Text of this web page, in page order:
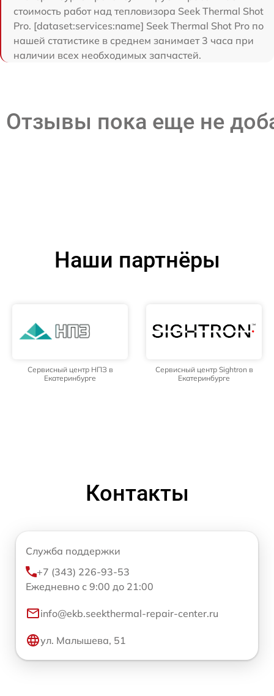
стоимость работ над тепловизора Seek Thermal Shot
Pro. [dataset:services:name] Seek Thermal Shot Pro по
нашей статистике в среднем занимает 3 часа при
наличии всех необходимых запчастей.
Отзывы пока еще не
Наши партнёры
Сервисный центр НПЗ в
Екатеринбурге
Сервисный центр Sightron в
Екатеринбурге
Контакты
Служба поддержки
+7 (343) 226-93-53
Ежедневно с 9:00 до 21:00
info@ekb.seekthermal-repair-center.ru
ул. Малышева, 51